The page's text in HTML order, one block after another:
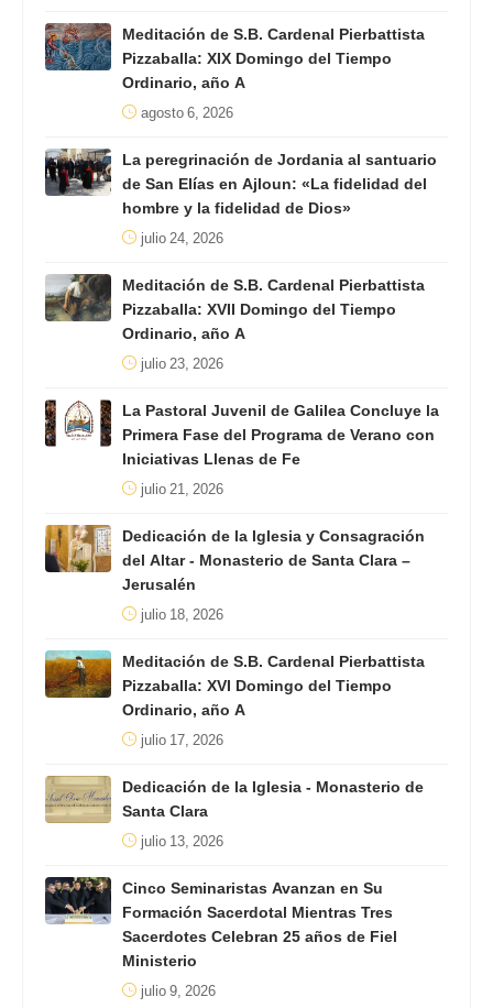
Meditación de S.B. Cardenal Pierbattista
Pizzaballa: XIX Domingo del Tiempo
Ordinario, año A
agosto 6, 2026
La peregrinación de Jordania al santuario
de San Elías en Ajloun: «La fidelidad del
hombre y la fidelidad de Dios»
julio 24, 2026
Meditación de S.B. Cardenal Pierbattista
Pizzaballa: XVII Domingo del Tiempo
Ordinario, año A
julio 23, 2026
La Pastoral Juvenil de Galilea Concluye la
Primera Fase del Programa de Verano con
Iniciativas Llenas de Fe
julio 21, 2026
Dedicación de la Iglesia y Consagración
del Altar - Monasterio de Santa Clara –
Jerusalén
julio 18, 2026
Meditación de S.B. Cardenal Pierbattista
Pizzaballa: XVI Domingo del Tiempo
Ordinario, año A
julio 17, 2026
Dedicación de la Iglesia - Monasterio de
Santa Clara
julio 13, 2026
Cinco Seminaristas Avanzan en Su
Formación Sacerdotal Mientras Tres
Sacerdotes Celebran 25 años de Fiel
Ministerio
julio 9, 2026